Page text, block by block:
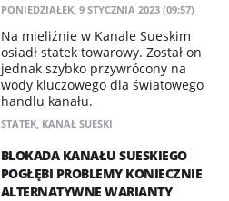
PONIEDZIAŁEK, 9 STYCZNIA 2023 (09:57)
Na mieliźnie w Kanale Sueskim
osiadł statek towarowy. Został on
jednak szybko przywrócony na
wody kluczowego dla światowego
handlu kanału.
STATEK, KANAŁ SUESKI
BLOKADA KANAŁU SUESKIEGO
POGŁĘBI PROBLEMY KONIECZNIE
ALTERNATYWNE WARIANTY